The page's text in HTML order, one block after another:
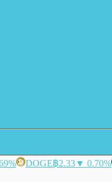
DOGE฿2.33▼ 0.70%